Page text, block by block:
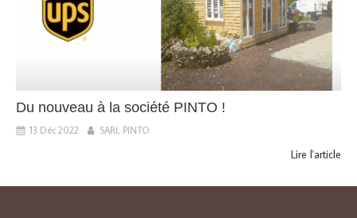
Du nouveau à la société PINTO !
13 Déc 2022 SARL PINTO
Lire l'article